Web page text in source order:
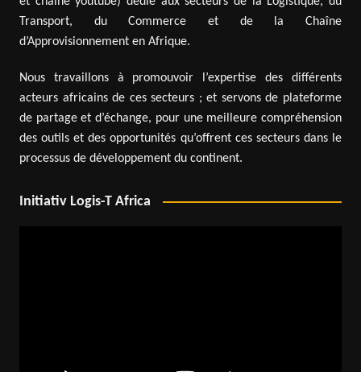
Transport, du Commerce et de la Chaîne
d’Approvisionnement en Afrique.
Nous travaillons à promouvoir l’expertise des différents
acteurs africains de ces secteurs ; et servons de plateforme
de partage et d’échange, pour une meilleure compréhension
des outils et des opportunités qu’offrent ces secteurs dans le
processus de développement du continent.
Initiativ Logis-T Africa